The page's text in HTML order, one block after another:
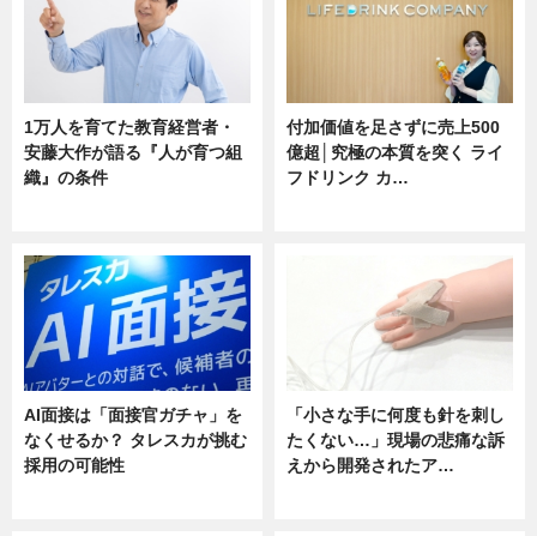
1万人を育てた教育経営者・
安藤大作が語る『人が育つ組
織』の条件
付加価値を足さずに売上500
億超│究極の本質を突く ライ
フドリンク カ…
AI面接は「面接官ガチャ」を
なくせるか？ タレスカが挑む
採用の可能性
「小さな手に何度も針を刺し
たくない…」現場の悲痛な訴
えから開発されたア…